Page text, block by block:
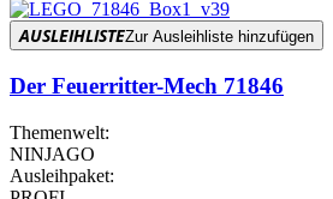
AUSLEIHLISTEZur Ausleihliste hinzufügen
Der Feuerritter-Mech 71846
Themenwelt:
NINJAGO
Ausleihpaket: